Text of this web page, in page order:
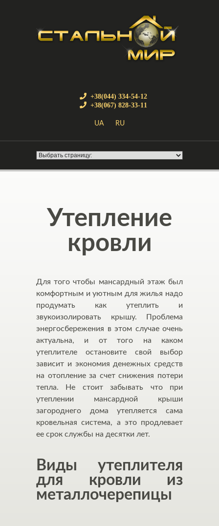
+38(044) 334-54-12
+38(067) 828-33-11
UA RU
Утепление
кровли
Для того чтобы мансардный этаж был
комфортным и уютным для жилья надо
продумать как утеплить и
звукоизолировать крышу. Проблема
энергосбережения в этом случае очень
актуальна, и от того на каком
утеплителе остановите свой выбор
зависит и экономия денежных средств
на отопление за счет снижения потери
тепла. Не стоит забывать что при
утеплении мансардной крыши
загороднего дома утепляется сама
кровельная система, а это продлевает
ее срок службы на десятки лет.
Виды утеплителя
для кровли из
металлочерепицы